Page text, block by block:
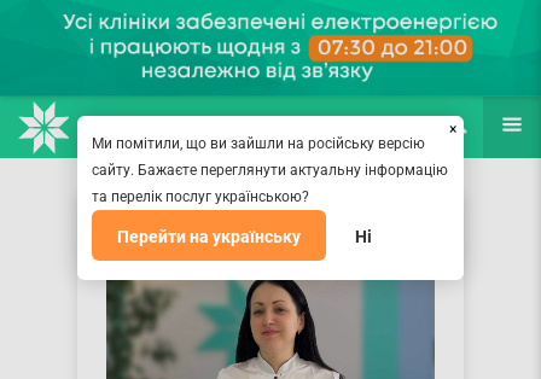
(067) 127-03-03
ПОИСК ЕЩЁ
×
Ми помітили, що ви зайшли на російську версію
сайту. Бажаєте переглянути актуальну інформацію
та перелік послуг українською?
Перейти на українську Ні